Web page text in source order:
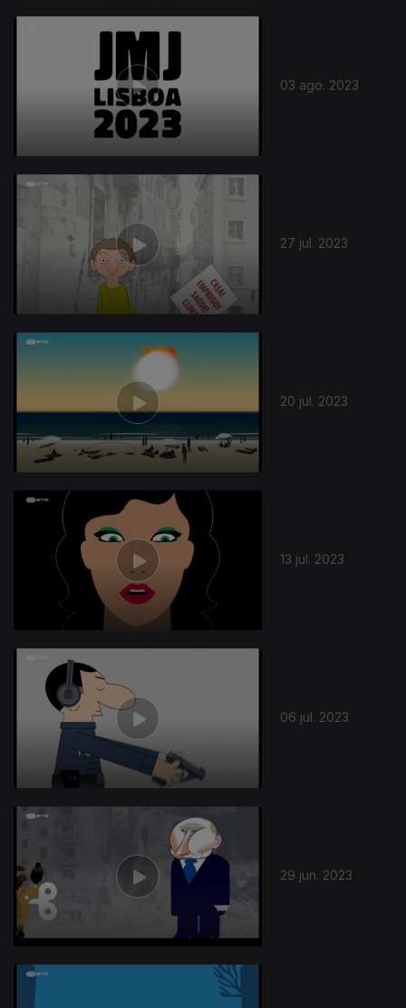
03 ago. 2023
27 jul. 2023
20 jul. 2023
13 jul. 2023
705014
06 jul. 2023
29 jun. 2023